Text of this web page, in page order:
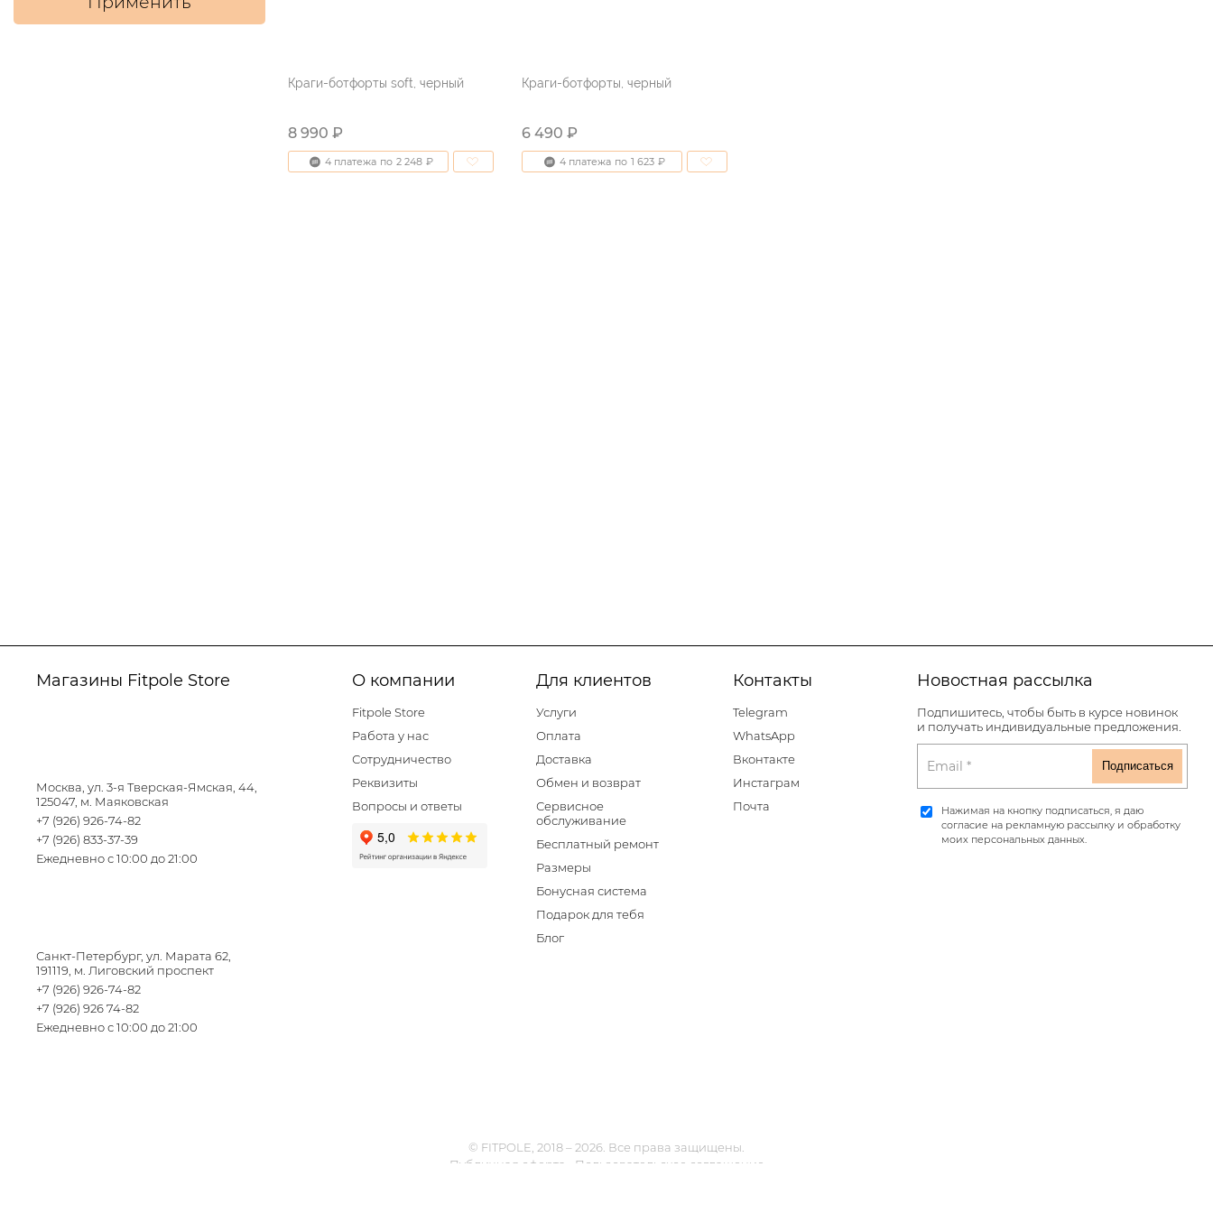
Краги-ботфорты soft, черный
8 990 ₽
4 платежа по 2 248 ₽
Краги-ботфорты, черный
6 490 ₽
4 платежа по 1 623 ₽
Магазины Fitpole Store
Москва, ул. 3-я Тверская-Ямская, 44,
125047, м. Маяковская
+7 (926) 926-74-82
+7 (926) 833-37-39
Ежедневно с 10:00 до 21:00
Санкт-Петербург, ул. Марата 62,
191119, м. Лиговский проспект
+7 (926) 926-74-82
+7 (926) 926 74-82
Ежедневно с 10:00 до 21:00
О компании
Fitpole Store
Работа у нас
Сотрудничество
Реквизиты
Вопросы и ответы
Для клиентов
Услуги
Оплата
Доставка
Обмен и возврат
Сервисное
обслуживание
Бесплатный ремонт
Размеры
Бонусная система
Подарок для тебя
Блог
Контакты
Telegram
WhatsApp
Вконтакте
Инстаграм
Почта
Новостная рассылка
Подпишитесь, чтобы быть в курсе новинок
и получать индивидуальные предложения.
Нажимая на кнопку подписаться, я даю
согласие на рекламную рассылку и обработку
моих персональных данных.
© FITPOLE, 2018 – 2026. Все права защищены.
Публичная оферта
Пользовательское соглашение